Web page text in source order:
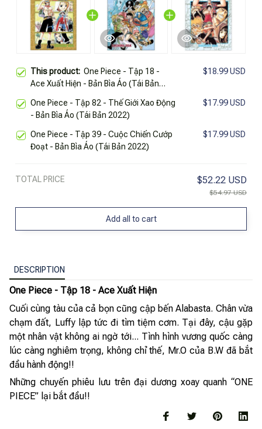
This product: One Piece - Tập 18 -
Ace Xuất Hiện - Bản Bìa Áo (Tái Bản
$18.99 USD
One Piece - Tập 82 - Thế Giới Xao Động
- Bản Bìa Áo (Tái Bản 2022)
$17.99 USD
One Piece - Tập 39 - Cuộc Chiến Cướp
Đoạt - Bản Bìa Áo (Tái Bản 2022)
$17.99 USD
TOTAL PRICE $52.22 USD
$54.97 USD
Add all to cart
DESCRIPTION
One Piece - Tập 18 - Ace Xuất Hiện
Cuối cùng tàu của cả bọn cũng cập bến Alabasta. Chân vừa
chạm đất, Luffy lập tức đi tìm tiệm cơm. Tại đây, cậu gặp
một nhân vật không ai ngờ tới... Tình hình vương quốc càng
lúc càng nghiêm trọng, không chỉ thế, Mr.O của B.W đã bắt
đầu hành động!!
Những chuyến phiêu lưu trên đại dương xoay quanh “ONE
PIECE” lại bắt đầu!!